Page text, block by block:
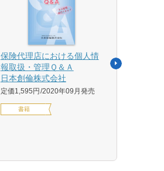
保険代理店における個人情
報取扱・管理Ｑ＆Ａ
日本創倫株式会社
定価1,595円 2020年09月発売
書籍